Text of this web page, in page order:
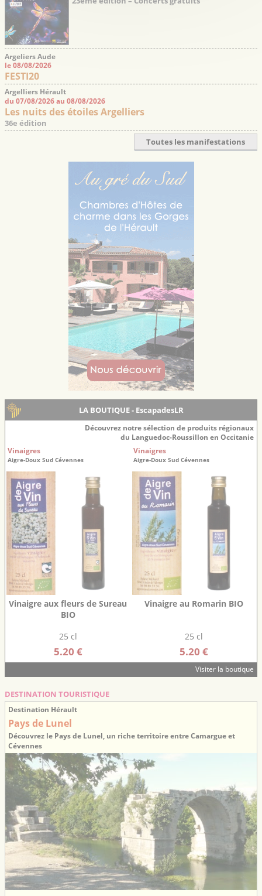
Argeliers Aude
le 08/08/2026
FESTI20
Argelliers Hérault
du 07/08/2026 au 08/08/2026
Les nuits des étoiles Argelliers
36e édition
Toutes les manifestations
LA BOUTIQUE - EscapadesLR
Découvrez notre sélection de produits régionaux
du Languedoc-Roussillon en Occitanie
Vinaigres
Aigre-Doux Sud Cévennes
Vinaigre aux fleurs de Sureau
BIO
25 cl
5.20 €
Vinaigres
Aigre-Doux Sud Cévennes
Vinaigre au Romarin BIO
25 cl
5.20 €
Visiter la boutique
DESTINATION TOURISTIQUE
Destination Hérault
Pays de Lunel
Découvrez le Pays de Lunel, un riche territoire entre Camargue et
Cévennes